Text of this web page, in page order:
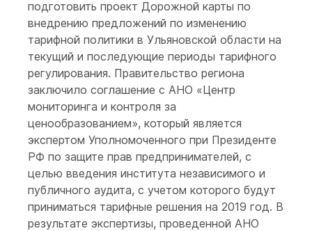
подготовить проект Дорожной карты по
внедрению предложений по изменению
тарифной политики в Ульяновской области на
текущий и последующие периоды тарифного
регулирования. Правительство региона
заключило соглашение с АНО «Центр
мониторинга и контроля за
ценообразованием», который является
экспертом Уполномоченного при Президенте
РФ по защите прав предпринимателей, с
целью введения института независимого и
публичного аудита, с учетом которого будут
приниматься тарифные решения на 2019 год. В
результате экспертизы, проведенной АНО